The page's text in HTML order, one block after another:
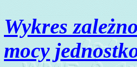
Wykres
mocy